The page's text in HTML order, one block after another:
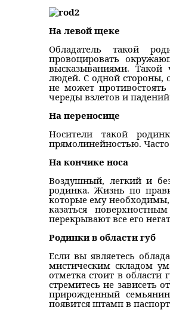
На левой щеке
Обладатель такой
провоцировать
высказываниями. Такой
людей. С одной стороны,
не может противостоять
череды взлетов и
На переносице
Носители такой
прямолинейностью.
На кончике носа
Воздушный, легкий и
родинка. Жизнь по
которые ему
казаться
перекрывают все его
Родинки в области губ
Если вы являетесь
мистическим складом
отметка стоит в
стремитесь не зависеть
прирожденный
появится штамп в